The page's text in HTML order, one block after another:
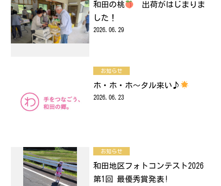
和田の桃
出荷がはじまりま
した！
2026.06.29
お知らせ
ホ・ホ・ホ～タル来い♪
2026.06.23
お知らせ
和田地区フォトコンテスト2026
第1回 最優秀賞発表!